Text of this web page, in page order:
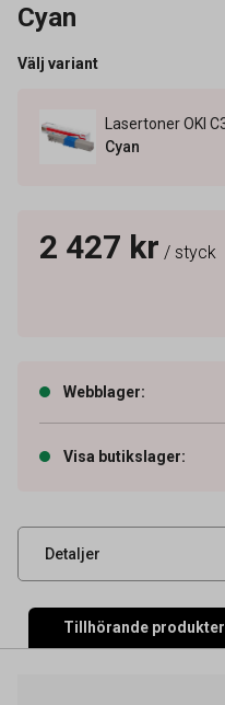
Cyan
Välj variant
Cyan
2 427 kr / styck
Webblager:
Visa butikslager:
Detaljer
OEM-nummer
UNSPSC
Tillhörande produkter